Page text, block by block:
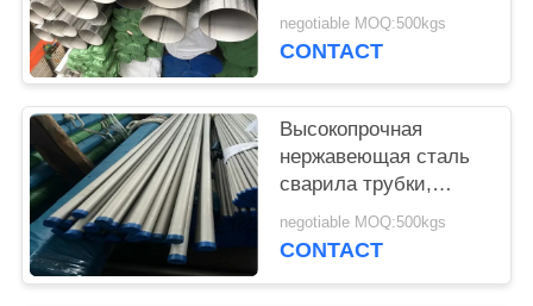
сварила трубку/
отполировала
negotiable MOQ:500kgs
CONTACT
Высокопрочная
нержавеющая сталь
сварила трубки,
трубу индустрии
сваренную спиралью
negotiable MOQ:500kgs
CONTACT